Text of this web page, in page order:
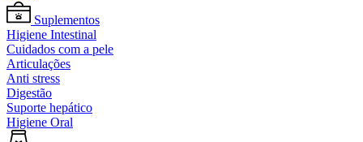
Suplementos
Higiene Intestinal
Cuidados com a pele
Articulações
Anti stress
Digestão
Suporte hepático
Higiene Oral